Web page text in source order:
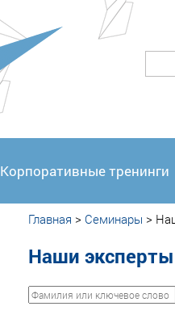
Корпоративные тренинги
Главная > Семинары >
Наши эксперты